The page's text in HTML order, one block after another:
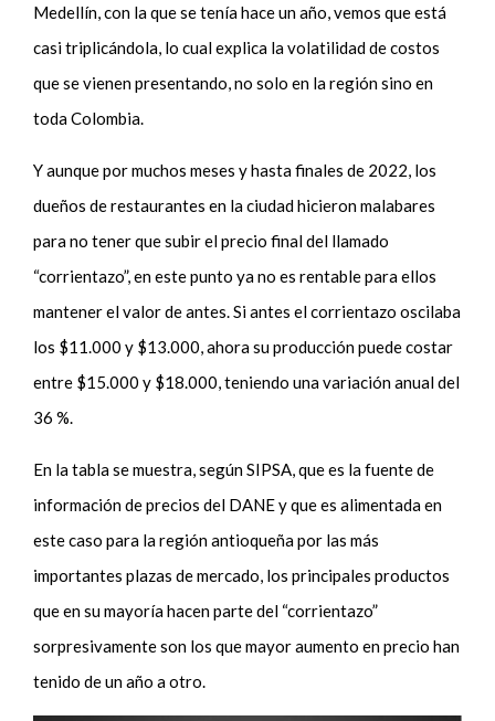
Medellín, con la que se tenía hace un año, vemos que está
casi triplicándola, lo cual explica la volatilidad de costos
que se vienen presentando, no solo en la región sino en
toda Colombia.
Y aunque por muchos meses y hasta finales de 2022, los
dueños de restaurantes en la ciudad hicieron malabares
para no tener que subir el precio final del llamado
“corrientazo”, en este punto ya no es rentable para ellos
mantener el valor de antes. Si antes el corrientazo oscilaba
los $11.000 y $13.000, ahora su producción puede costar
entre $15.000 y $18.000, teniendo una variación anual del
36 %.
En la tabla se muestra, según SIPSA, que es la fuente de
información de precios del DANE y que es alimentada en
este caso para la región antioqueña por las más
importantes plazas de mercado, los principales productos
que en su mayoría hacen parte del “corrientazo”
sorpresivamente son los que mayor aumento en precio han
tenido de un año a otro.